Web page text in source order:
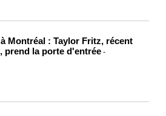
Montréal : Taylor Fritz, récent
prend la porte d'entrée -